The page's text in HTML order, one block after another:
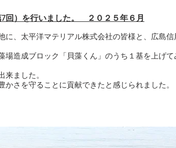
）を行いました。 ２０２５年６月​​
、太平洋マテリアル株式会社の皆様と、広島
場造成ブロック「貝藻くん」のうち１基を上げ
ました。
さを守ることに貢献できたと感じられました。